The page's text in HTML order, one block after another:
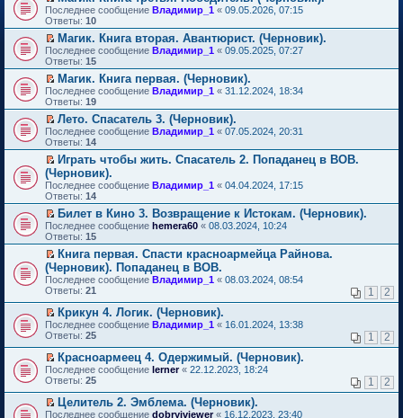
о
м
у
н
е
п
р
о
ч
и
т
а
н
н
о
м
у
с
о
о
б
щ
е
н
и
ю
к
п
е
р
в
о
м
у
н
е
п
р
о
ч
и
т
а
н
н
о
м
у
с
о
о
б
щ
н
и
ю
П
е
р
е
й
т
и
к
п
е
р
в
о
м
у
н
е
п
р
о
ч
и
т
а
н
н
о
у
с
о
о
б
щ
е
н
и
ю
Последнее сообщение Владимир_1 « 09.05.2026, 07:15
Ответы: 10
П
е
р
е
й
т
и
к
п
е
р
в
о
м
у
н
е
п
р
о
ч
и
т
а
н
н
о
м
у
с
о
о
б
щ
е
Магик. Книга вторая. Авантюрист. (Черновик).
Последнее сообщение Владимир_1 « 09.05.2025, 07:27
Ответы: 15
П
е
р
е
й
т
и
к
п
е
р
в
о
м
у
н
е
п
р
о
ч
и
т
а
н
н
о
м
у
с
о
Магик. Книга первая. (Черновик).
Последнее сообщение Владимир_1 « 31.12.2024, 18:34
Ответы: 19
П
е
р
е
й
т
и
к
п
е
р
в
о
м
у
н
е
п
р
о
и
т
а
н
н
о
Лето. Спасатель 3. (Черновик).
Последнее сообщение Владимир_1 « 07.05.2024, 20:31
Ответы: 14
П
е
р
е
й
т
и
к
п
е
р
в
м
у
н
е
п
р
о
ч
и
т
Играть чтобы жить. Спасатель 2. Попаданец в ВОВ.
(Черновик).
Последнее сообщение Владимир_1 « 04.04.2024, 17:15
Ответы: 14
П
е
р
е
й
т
и
п
е
р
в
о
м
у
н
е
п
Билет в Кино 3. Возвращение к Истокам. (Черновик).
Последнее сообщение hemera60 « 08.03.2024, 10:24
Ответы: 15
П
е
р
е
й
т
и
к
п
е
р
в
о
м
у
Книга первая. Спасти красноармейца Райнова.
(Черновик). Попаданец в ВОВ.
Последнее сообщение Владимир_1 « 08.03.2024, 08:54
Ответы: 21 1 2
П
е
е
й
т
и
к
п
Крикун 4. Логик. (Черновик).
Последнее сообщение Владимир_1 « 16.01.2024, 13:38
Ответы: 25 1 2
П
е
е
й
Красноармеец 4. Одержимый. (Черновик).
Последнее сообщение lerner« 22.12.2023, 18:24
Ответы: 25 1 2
П
Целитель 2. Эмблема. (Черновик).
Последнее сообщение dobryiviewer« 16.12.2023, 23:40